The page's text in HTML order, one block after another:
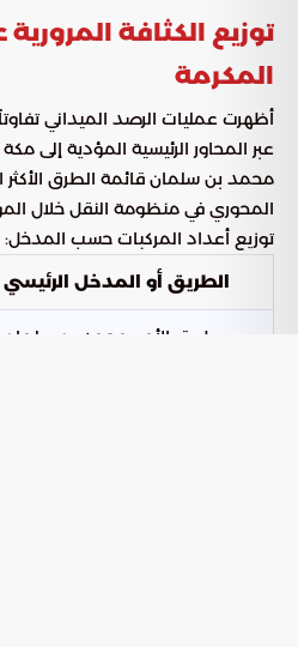
توزيع الكثافة
المكرمة
أظهرت عمليات الرصد الميداني
عبر المحاور الرئيسية المؤدية إلى
محمد بن سلمان قائمة الطرق الأكثر
المحوري في منظومة النقل خلال
توزيع أعداد المركبات حسب المدخل:
الطريق أو المدخل الرئيسي
طريق الأمير محمد بن سلمان